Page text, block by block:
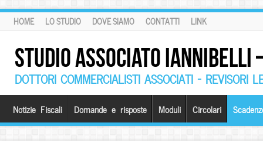
HOME LO STUDIO DOVE SIAMO CONTATTI LINK
STUDIO ASSOCIATO
DOTTORI COMMERCIALISTI ASSOCIATI – REVISORI
Notizie Fiscali Domande e risposte Moduli Circolari